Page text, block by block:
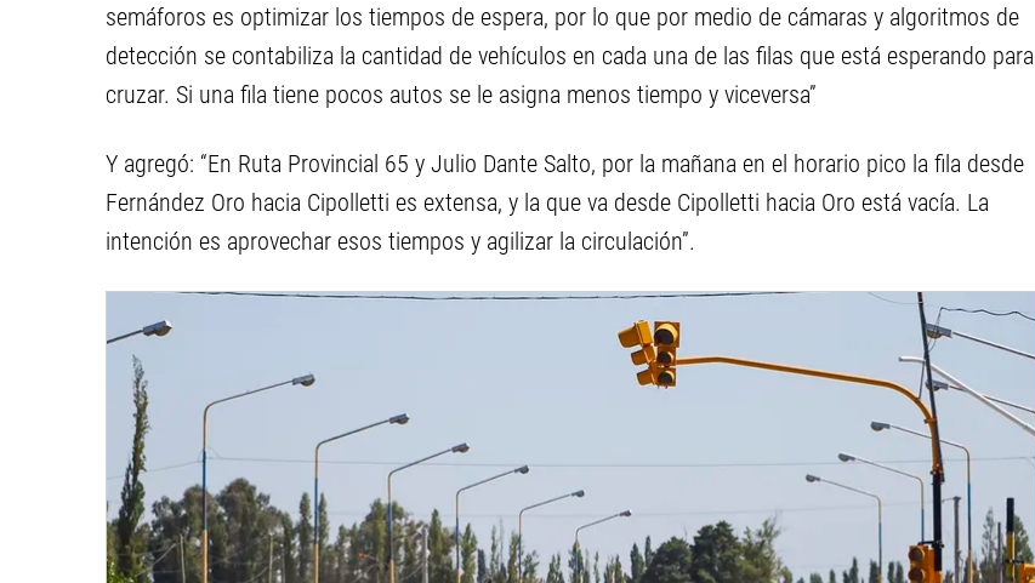
semáforos es optimizar los tiempos de espera, por lo que por medio de cámaras y algoritmos de
detección se contabiliza la cantidad de vehículos en cada una de las filas que está esperando para
cruzar. Si una fila tiene pocos autos se le asigna menos tiempo y viceversa”
Y agregó: “En Ruta Provincial 65 y Julio Dante Salto, por la mañana en el horario pico la fila desde
Fernández Oro hacia Cipolletti es extensa, y la que va desde Cipolletti hacia Oro está vacía. La
intención es aprovechar esos tiempos y agilizar la circulación”.